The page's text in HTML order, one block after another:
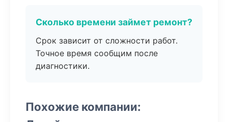
Сколько времени займет ремонт?
Срок зависит от сложности работ.
Точное время сообщим после
диагностики.
Похожие компании: